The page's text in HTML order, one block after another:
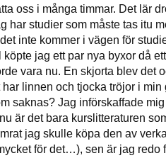
oss i många timmar. Det lär
har studier som måste tas itu
inte kommer i vägen för
köpte jag ett par nya byxor då
vara nu. En skjorta blev det
har linnen och tjocka tröjor i
saknas? Jag införskaffade
är det bara kurslitteraturen
jag skulle köpa den av
för det…), sen är jag redo